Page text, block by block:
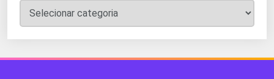
Categorias
do
Blog